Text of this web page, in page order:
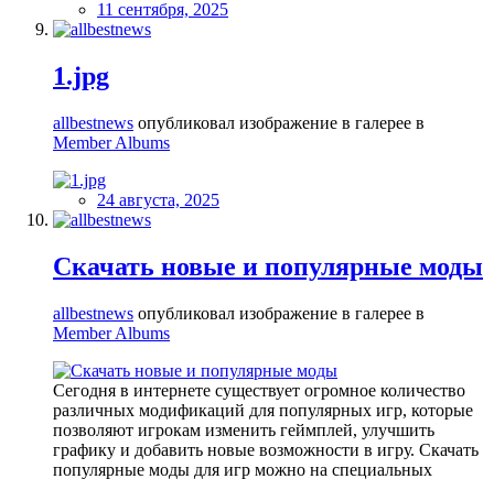
11 сентября, 2025
1.jpg
allbestnews опубликовал изображение в галерее в
Member Albums
24 августа, 2025
Скачать новые и популярные моды
allbestnews опубликовал изображение в галерее в
Member Albums
Сегодня в интернете существует огромное количество
различных модификаций для популярных игр, которые
позволяют игрокам изменить геймплей, улучшить
графику и добавить новые возможности в игру. Скачать
популярные моды для игр можно на специальных